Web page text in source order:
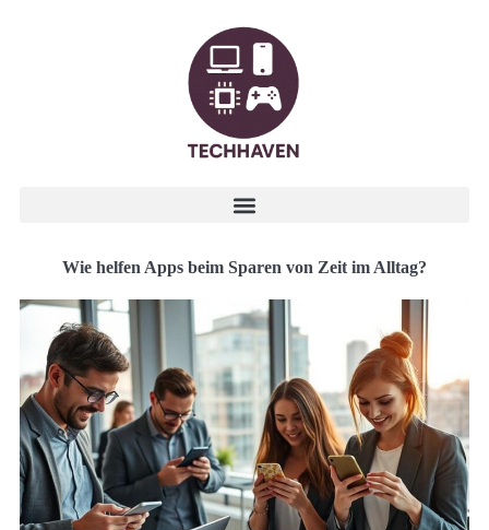
Wie helfen Apps beim Sparen von Zeit im Alltag?